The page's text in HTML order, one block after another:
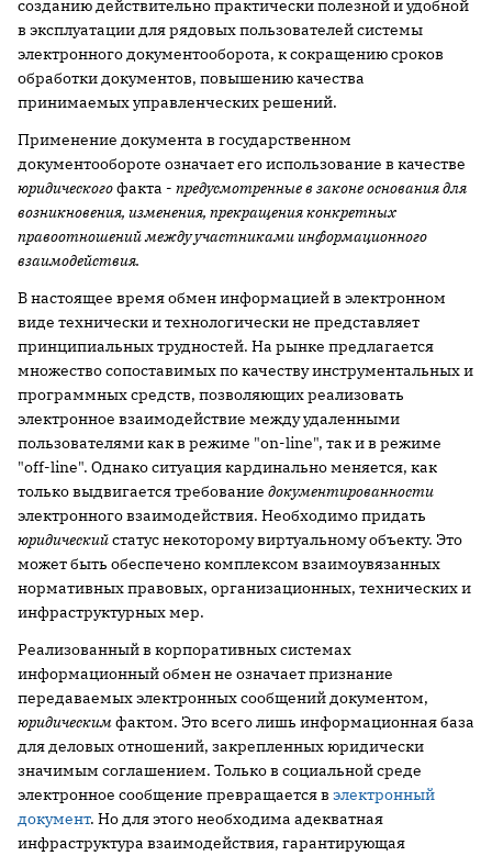
созданию действительно практически полезной и удобной
в эксплуатации для рядовых пользователей системы
электронного документооборота, к сокращению сроков
обработки документов, повышению качества
принимаемых управленческих решений.
Применение документа в государственном
документообороте означает его использование в качестве
юридическогофакта - предусмотренные в законе основания для
возникновения, изменения, прекращения конкретных
правоотношений между участниками информационного
взаимодействия.
В настоящее время обмен информацией в электронном
виде технически и технологически не представляет
принципиальных трудностей. На рынке предлагается
множество сопоставимых по качеству инструментальных и
программных средств, позволяющих реализовать
электронное взаимодействие между удаленными
пользователями как в режиме "on-line", так и в режиме
"off-line". Однако ситуация кардинально меняется, как
только выдвигается требование документированности
электронного взаимодействия. Необходимо придать
юридическийстатус некоторому виртуальному объекту. Это
может быть обеспечено комплексом взаимоувязанных
нормативных правовых, организационных, технических и
инфраструктурных мер.
Реализованный в корпоративных системах
информационный обмен не означает признание
передаваемых электронных сообщений документом,
юридическимфактом. Это всего лишь информационная база
для деловых отношений, закрепленных юридически
значимым соглашением. Только в социальной среде
электронное сообщение превращается в электронный
документ. Но для этого необходима адекватная
инфраструктура взаимодействия, гарантирующая